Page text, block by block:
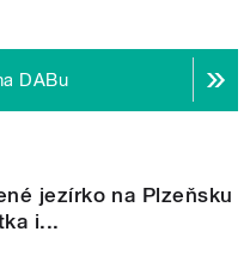
DABu
jezírko na Plzeňsku
i...